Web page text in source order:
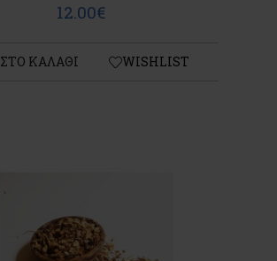
12.00€
ΣΤΟ ΚΑΛΑΘΙ WISHLIST